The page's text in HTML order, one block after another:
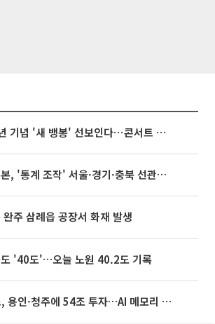
빅뱅, 20주년 기념 '새 뱅봉' 선보인다⋯콘서트 앞두고 팝업 개최
'통계 조작' 서울·경기·충북 선관위 등 추가 압수수색
완주 삼례읍 공장서 화재 발생
'40도'…오늘 노원 40.2도 기록
SK하이닉스, 용인·청주에 54조 투자…AI 메모리 생산기지 키운다